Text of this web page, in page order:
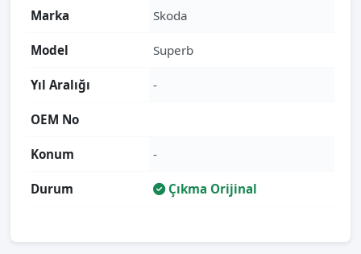
Marka Skoda
Model Superb
Yıl Aralığı -
OEM No
Konum -
Durum Çıkma Orijinal